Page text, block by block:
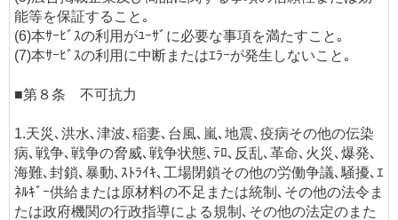
能等を保証すること｡
(6)本ｻｰﾋﾞｽの利用がﾕｰｻﾞに必要な事項を満たすこと｡
(7)本ｻｰﾋﾞｽの利用に中断またはｴﾗｰが発生しないこと｡
■第８条 不可抗力
1.天災､洪水､津波､稲妻､台風､嵐､地震､疫病その他の伝染
病､戦争､戦争の脅威､戦争状態､ﾃﾛ､反乱､革命､火災､爆発､
海難､封鎖､暴動､ｽﾄﾗｲｷ､工場閉鎖その他の労働争議､騒擾､ｴ
ﾈﾙｷﾞｰ供給または原材料の不足または統制､その他の法令ま
たは政府機関の行政指導による規制､その他の法定のまた